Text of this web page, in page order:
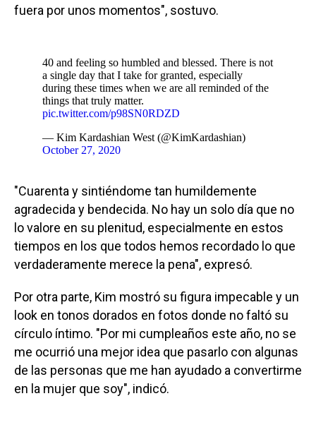
fuera por unos momentos", sostuvo.
40 and feeling so humbled and blessed. There is not
a single day that I take for granted, especially
during these times when we are all reminded of the
things that truly matter.
pic.twitter.com/p98SN0RDZD
— Kim Kardashian West (@KimKardashian)
October 27, 2020
"Cuarenta y sintiéndome tan humildemente
agradecida y bendecida. No hay un solo día que no
lo valore en su plenitud, especialmente en estos
tiempos en los que todos hemos recordado lo que
verdaderamente merece la pena", expresó.
Por otra parte, Kim mostró su figura impecable y un
look en tonos dorados en fotos donde no faltó su
círculo íntimo. "Por mi cumpleaños este año, no se
me ocurrió una mejor idea que pasarlo con algunas
de las personas que me han ayudado a convertirme
en la mujer que soy", indicó.